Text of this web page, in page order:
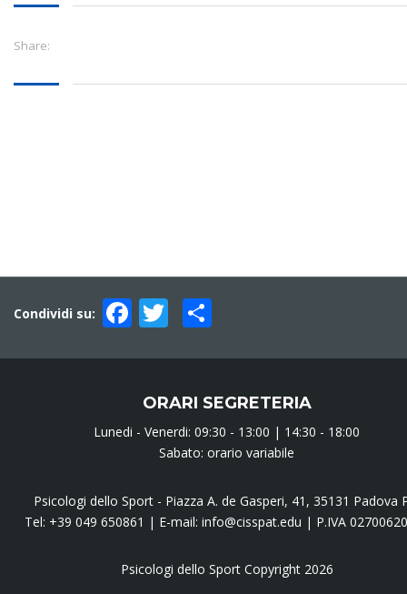
Share:
Condividi su: Facebook
Twitter
ORARI SEGRETERIA
Lunedi - Venerdi: 09:30 - 13:00 | 14:30 - 18:00
Sabato: orario variabile
Psicologi dello Sport - Piazza A. de Gasperi, 41, 35131 Padova
Tel: +39 049 650861 | E-mail: info@cisspat.edu | P.IVA
Psicologi dello Sport Copyright 2026